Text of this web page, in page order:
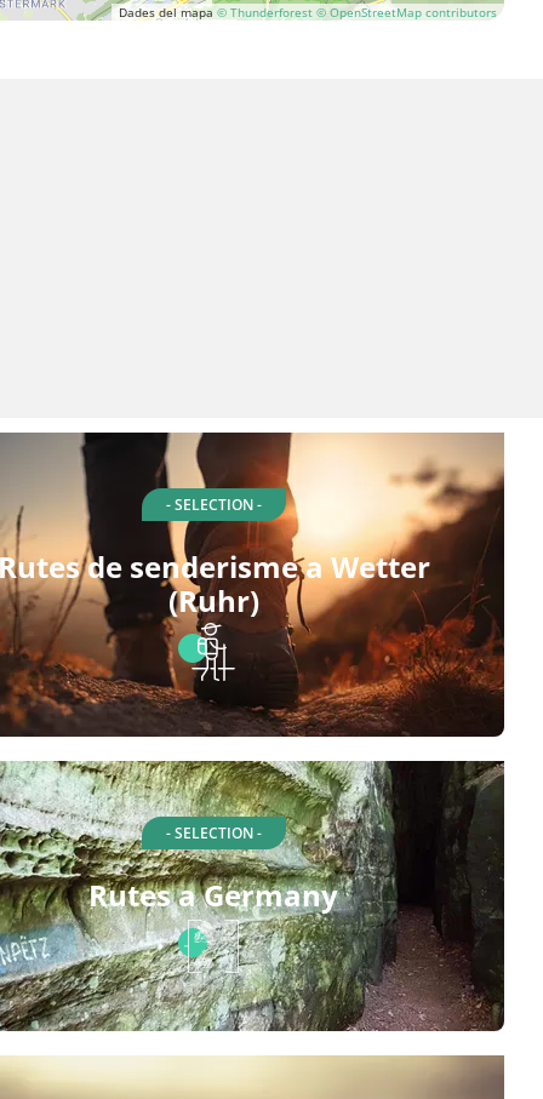
Dades del mapa © Thunderforest © OpenStreetMap contributors
- SELECTION -
de senderisme a Wetter
(Ruhr)
- SELECTION -
Rutes a Germany